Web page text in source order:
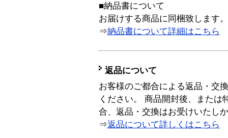
■納品書について
お届けする商品に同梱致します。
⇒納品書について詳細はこちら
返品について
お客様のご都合による返品・交
ください。 商品開封後、または
合、返品・交換はお受けいたし
⇒返品について詳しくはこちら